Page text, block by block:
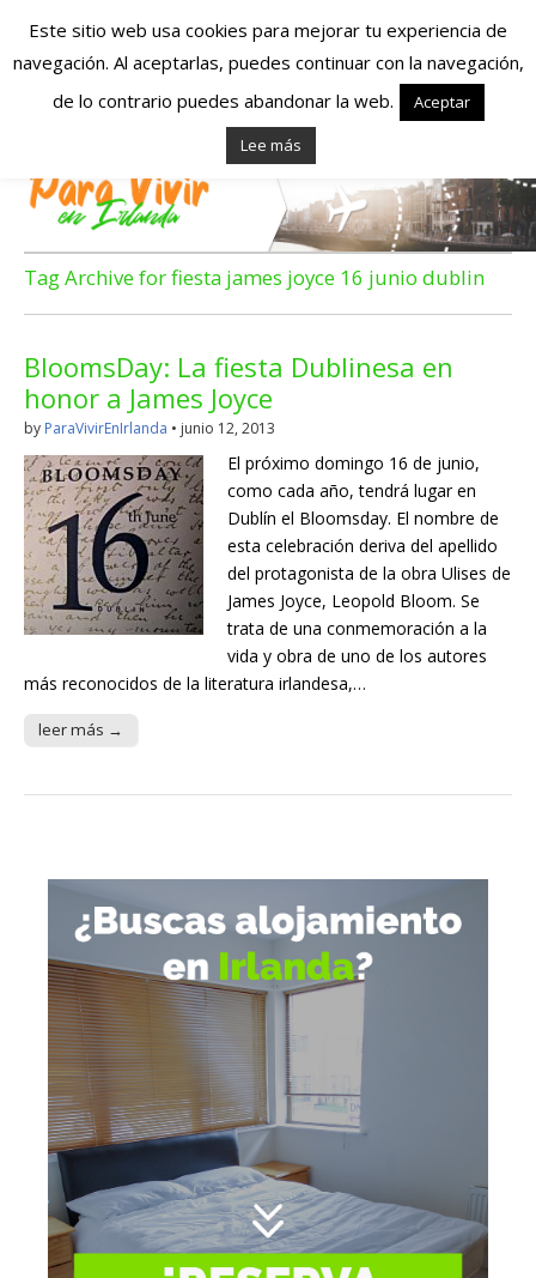
Españoles en
Irlanda – Vivir en
Irlanda – Trabajo
en Irlanda –
Alojamiento en
Irlanda
Blog dedicado a los que viven, estudian y trabajan en
Irlanda!
Tag Archive for fiesta james joyce 16 junio dublin
BloomsDay: La fiesta Dublinesa en
honor a James Joyce
by ParaVivirEnIrlanda • junio 12, 2013
El próximo domingo 16 de junio,
como cada año, tendrá lugar en
Dublín el Bloomsday. El nombre de
esta celebración deriva del apellido
del protagonista de la obra Ulises de
James Joyce, Leopold Bloom. Se
trata de una conmemoración a la
vida y obra de uno de los autores
más reconocidos de la literatura irlandesa,…
leer más →
Este sitio web usa cookies para mejorar tu experiencia de
navegación. Al aceptarlas, puedes continuar con la navegación,
de lo contrario puedes abandonar la web.
Aceptar
Lee más